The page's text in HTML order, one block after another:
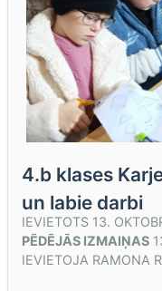
4.b klases
un labie darbi
IEVIETOTS 13.
PĒDĒJĀS IZMAIŅAS
IEVIETOJA RAMONA